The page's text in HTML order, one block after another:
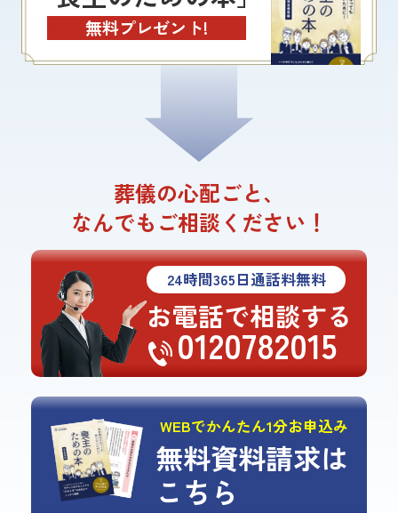
無料プレゼント!
葬儀の心配ごと、
なんでもご相談ください！
24時間365日通話料無料
お電話で相談する
0120782015
WEBでかんたん1分お申込み
無料資料請求は
こちら